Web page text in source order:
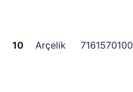
10
Arçelik 7161570100